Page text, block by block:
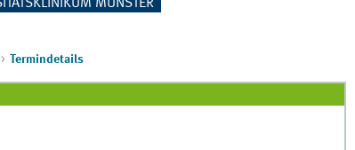
MÜNSTER
Termindetails